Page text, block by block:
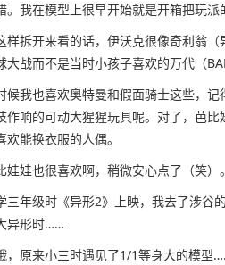
。我在模型上很早开始就是开箱把玩派
样拆开来看的话，伊沃克很像奇利翁
大战而不是当时小孩子喜欢的万代（
候我也喜欢奥特曼和假面骑士这些，
作响的可动大猩猩玩具呢。对了，芭
欢能换衣服的人偶。
娃娃也很喜欢啊，稍微安心点了（笑
三年级时《异形2》上映，我去了涉谷
异形时……
，原来小三时遇见了1/1等身大的模型